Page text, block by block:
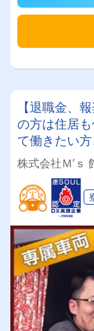
【退職金、
の方は住居
て働きたい
株式会社Ｍ’ｓ